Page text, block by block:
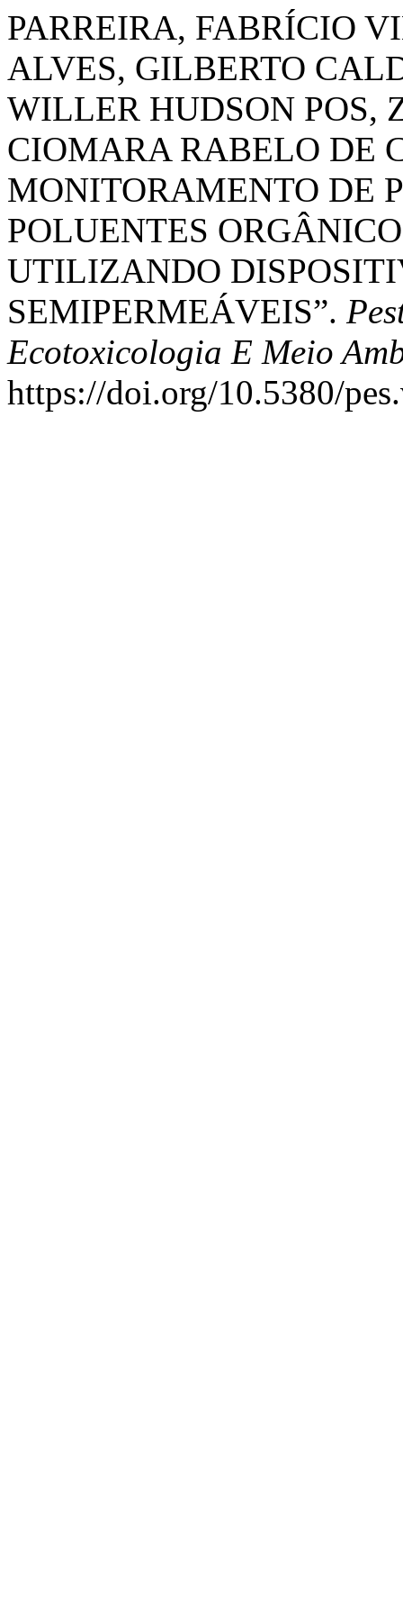
PARREIRA, FABRÍCIO
ALVES, GILBERTO
WILLER HUDSON POS,
CIOMARA RABELO DE
MONITORAMENTO DE
POLUENTES
UTILIZANDO
SEMIPERMEÁVEIS”.
Ecotoxicologia E Meio
https://doi.org/10.5380/